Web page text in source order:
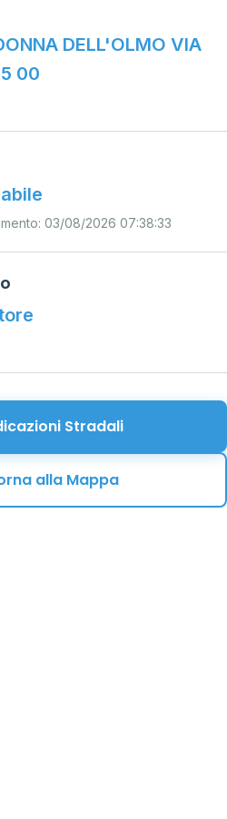
DELL'OLMO VIA
00
03/08/2026 07:38:33
Stradali
alla Mappa